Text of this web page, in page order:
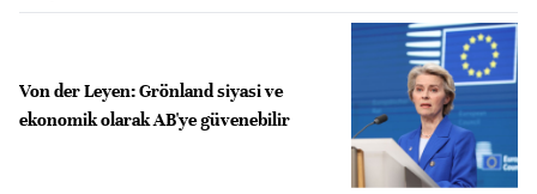
Von der Leyen: Grönland siyasi ve
ekonomik olarak AB'ye güvenebilir